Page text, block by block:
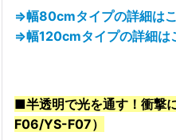
⇒幅80cmタイプの詳細は
⇒幅120cmタイプの詳細は
■半透明で光を通す！衝撃
F06/YS-F07）